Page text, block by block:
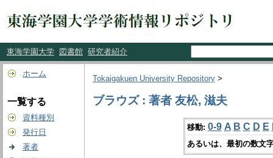
東海学園大学 図書館 研究者紹介
ホーム
一覧する
資料種別
発行日
著者
Tokaigakuen University Repository >
ブラウズ : 著者 友松, 滋夫
移動: 0-9 A B C D E
あるいは、最初の数文